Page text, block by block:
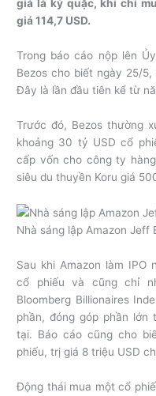
giá là kỳ quặc, khi chỉ
giá 114,7 USD.
Trong báo cáo nộp lên
Bezos cho biết ngày 25/
Đây là lần đầu tiên kể từ
Trước đó, Bezos thường
khoảng 30 tỷ USD cổ
cấp vốn cho công ty
siêu du thuyền Koru giá
Nhà sáng lập Amazon Jeff
Sau khi Amazon làm IPO
cổ phiếu và cũng chỉ
Bloomberg Billionaires
phần, đóng góp phần lớn
tại. Báo cáo cũng cho
phiếu, trị giá 8 triệu USD
Động thái mua một cổ